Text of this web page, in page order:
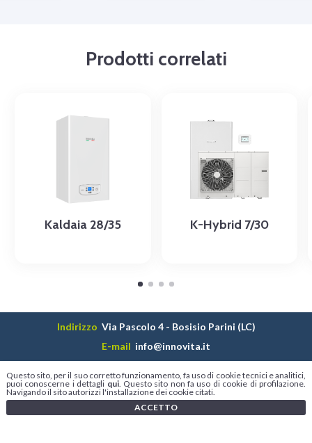
Prodotti correlati
Kaldaia 28/35 K-Hybrid 7/30
Indirizzo Via Pascolo 4 - Bosisio Parini (LC)
E-mail info@innovita.it
Social
©2026 Innovita S.r.l. - P.IVA 03474450131
Questo sito, per il suo corretto funzionamento, fa uso di cookie tecnici e analitici,
puoi conoscerne i dettagli qui. Questo sito non fa uso di cookie di profilazione.
Navigando il sito autorizzi l'installazione dei cookie citati.
ACCETTO